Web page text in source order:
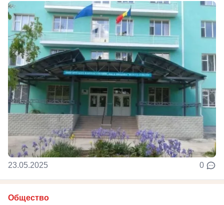
23.05.2025 0
Общество